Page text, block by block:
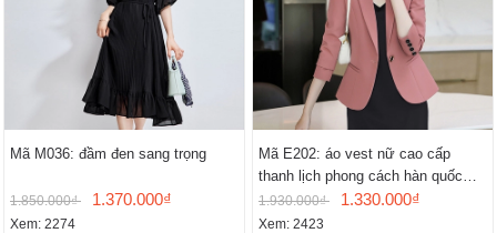
Mã M036: đầm đen sang trọng
1.850.000₫ 1.370.000₫
Xem: 2274
Mã E202: áo vest nữ cao cấp
thanh lịch phong cách hàn quốc
mới
1.930.000₫ 1.330.000₫
Xem: 2423